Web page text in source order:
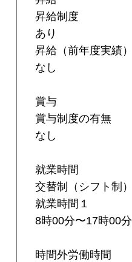
昇給制度
あり
昇給（前年度実績）
なし
賞与
賞与制度の有無
なし
就業時間
交替制（シフト制）
就業時間１
8時00分〜17時00分
時間外労働時間